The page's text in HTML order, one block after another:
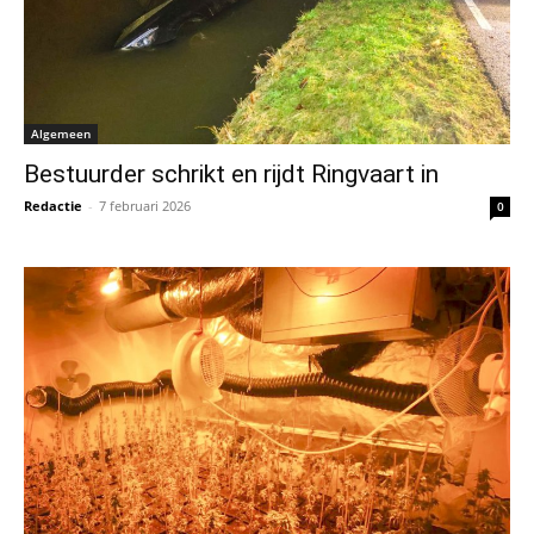
Algemeen
Bestuurder schrikt en rijdt Ringvaart in
Redactie - 7 februari 2026 0